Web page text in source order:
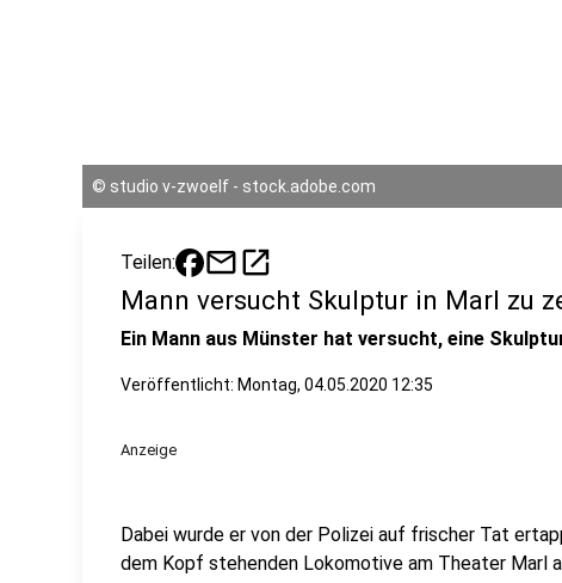
© studio v-zwoelf - stock.adobe.com
Teilen: mailopen_in_new
Mann versucht Skulptur in Marl zu
Ein Mann aus Münster hat versucht, eine
Veröffentlicht: Montag, 04.05.2020 12:35
Anzeige
Dabei wurde er von der Polizei auf frischer Tat
dem Kopf stehenden Lokomotive am Theater Marl